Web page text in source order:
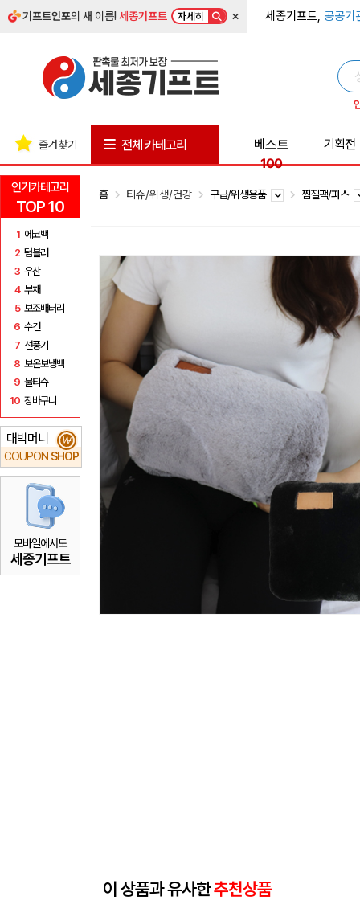
기프트인포의 새 이름!세종기프트 자세히 × 세종기프트, 공공기
인기카테고리
TOP 10
1 에코백
2 텀블러
3 우산
4 부채
5 보조배터리
6 수건
7 선풍기
8 보온보냉백
9 물티슈
10 장바구니
대박머니
COUPON SHOP
₩
모바일에서도
세종기프트
즐겨찾기 전체 카테고리
베스트
100
기획전
홈 티슈/위생/건강 구급/위생용품 찜질팩/파스
이 상품과 유사한추천상품